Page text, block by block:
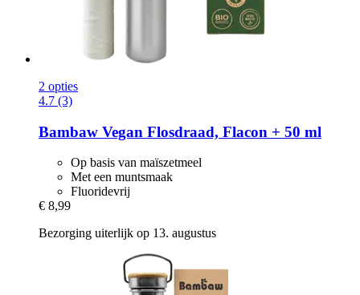
2 opties
4.7 (3)
Bambaw Vegan Flosdraad, Flacon + 50 ml
Op basis van maïszetmeel
Met een muntsmaak
Fluoridevrij
€ 8,99
Bezorging uiterlijk op 13. augustus